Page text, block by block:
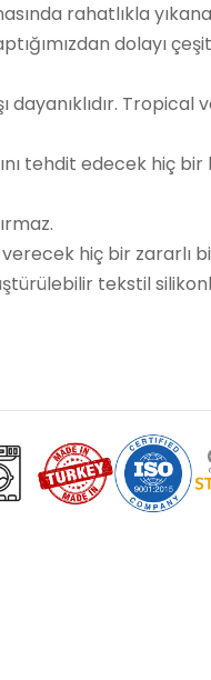
rahatlıkla
dolayı
Tropical
tehdit edecek hiç bir
hiç bir zararlı
tekstil